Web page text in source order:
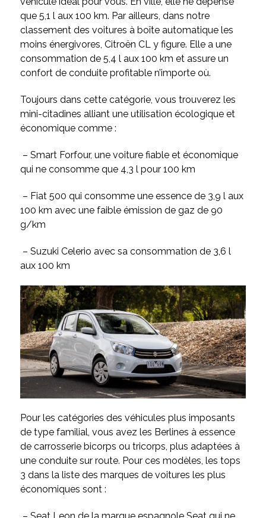
que 5,1 l aux 100 km. Par ailleurs, dans notre
classement des voitures à boîte automatique les
moins énergivores, Citroën CL y figure. Elle a une
consommation de 5,4 l aux 100 km et assure un
confort de conduite profitable n’importe où.
Toujours dans cette catégorie, vous trouverez les
mini-citadines alliant une utilisation écologique et
économique comme :
– Smart Forfour, une voiture fiable et économique
qui ne consomme que 4,3 l pour 100 km
– Fiat 500 qui consomme une essence de 3,9 l aux
100 km avec une faible émission de gaz de 90
g/km
– Suzuki Celerio avec sa consommation de 3,6 l
aux 100 km
Pour les catégories des véhicules plus imposants
de type familial, vous avez les Berlines à essence
de carrosserie bicorps ou tricorps, plus adaptées à
une conduite sur route. Pour ces modèles, les tops
3 dans la liste des marques de voitures les plus
économiques sont :